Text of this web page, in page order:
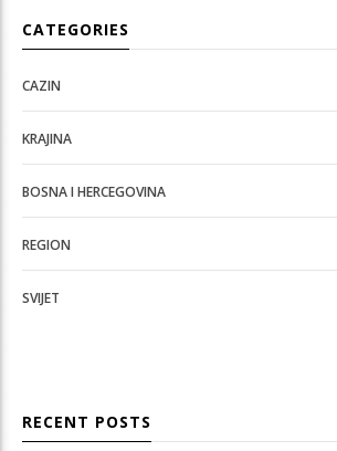
CATEGORIES
CAZIN
KRAJINA
BOSNA I HERCEGOVINA
REGION
SVIJET
RECENT POSTS